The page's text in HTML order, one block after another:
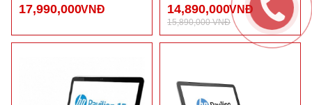
17,990,000VNĐ 14,890,000VNĐ
15,890,000 VNĐ